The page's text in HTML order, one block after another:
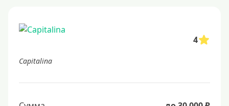
4
Capitalina